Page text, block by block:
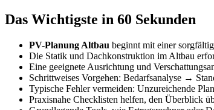
Das Wichtigste in 60 Sekunden
PV-Planung Altbau beginnt mit einer
Die Statik und Dachkonstruktion im Altbau
Eine geeignete Ausrichtung und
Schrittweises Vorgehen: Bedarfsanalyse →
Typische Fehler vermeiden: Unzureichende
Praxisnahe Checklisten helfen, den Überblick